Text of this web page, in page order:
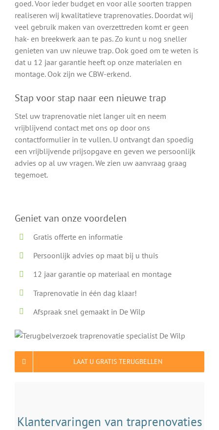
goed. Voor ieder budget en voor alle soorten trappen
realiseren wij kwalitatieve traprenovaties. Doordat wij
veel gebruik maken van overzettreden komt er geen
hak- en breekwerk aan te pas. Zo kunt u nog sneller
genieten van uw nieuwe trap. Ook goed om te weten is
dat u 12 jaar garantie heeft op onze materialen en
montage. Ook zijn we CBW-erkend.
Stap voor stap naar een nieuwe trap
Stel uw traprenovatie niet langer uit en neem
vrijblijvend contact met ons op door ons
contactformulier in te vullen. U ontvangt dan spoedig
een vrijblijvende prijsopgave en geven we persoonlijk
advies op al uw vragen. We zien uw aanvraag graag
tegemoet.
Geniet van onze voordelen
Gratis offerte en informatie
Persoonlijk advies op maat bij u thuis
12 jaar garantie op materiaal en montage
Traprenovatie in één dag klaar!
Afspraak snel gemaakt in De Wilp
LAAT U GRATIS TERUGBELLEN
Klantervaringen van traprenovaties